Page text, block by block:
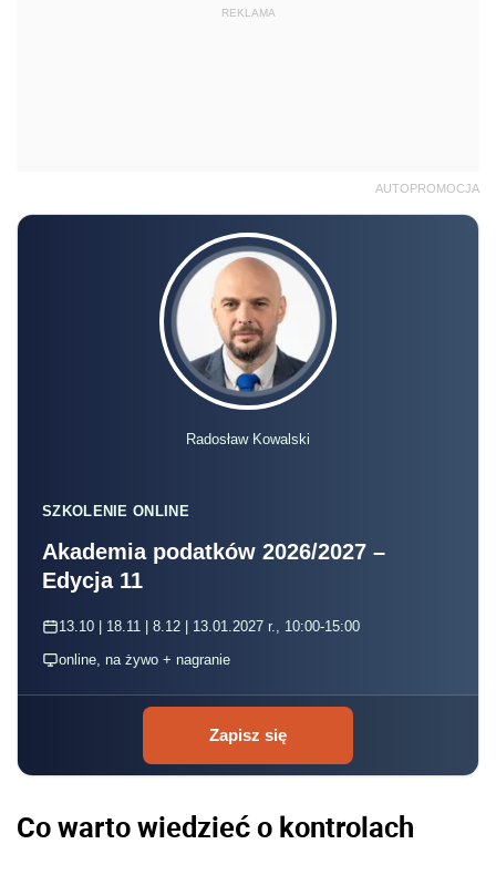
REKLAMA
AUTOPROMOCJA
Radosław Kowalski
SZKOLENIE ONLINE
Akademia podatków 2026/2027 –
Edycja 11
13.10 | 18.11 | 8.12 | 13.01.2027 r., 10:00-15:00
online, na żywo + nagranie
Zapisz się
Co warto wiedzieć o kontrolach